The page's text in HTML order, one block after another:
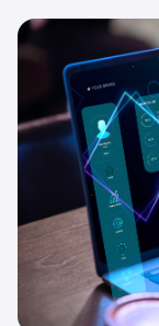
mercado
empresas
aplicativos
oferecem
aumentar a
melhorar o